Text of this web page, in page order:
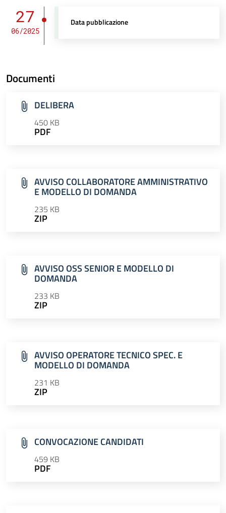
27
06/2025
Data pubblicazione
Documenti
DELIBERA
450 KB
PDF
AVVISO COLLABORATORE AMMINISTRATIVO
E MODELLO DI DOMANDA
235 KB
ZIP
AVVISO OSS SENIOR E MODELLO DI
DOMANDA
233 KB
ZIP
AVVISO OPERATORE TECNICO SPEC. E
MODELLO DI DOMANDA
231 KB
ZIP
CONVOCAZIONE CANDIDATI
459 KB
PDF